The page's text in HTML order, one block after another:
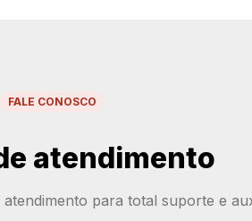
FALE CONOSCO
atendimento
para total suporte e